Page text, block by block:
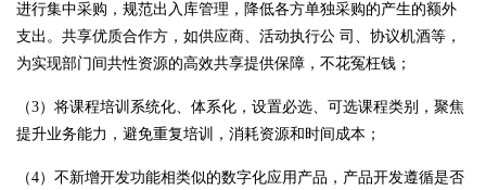
进行集中采购，规范出入库管理，降低各方单独采购的产生的额外
支出。共享优质合作方，如供应商、活动执行公 司、协议机酒等，
为实现部门间共性资源的高效共享提供保障，不花冤枉钱；
（3）将课程培训系统化、体系化，设置必选、可选课程类别，聚焦
提升业务能力，避免重复培训，消耗资源和时间成本；
（4）不新增开发功能相类似的数字化应用产品，产品开发遵循是否